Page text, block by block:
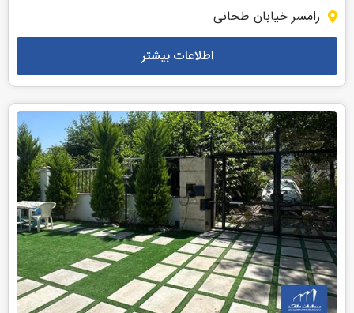
رامسر خیابان طحانی
اطلاعات بیشتر